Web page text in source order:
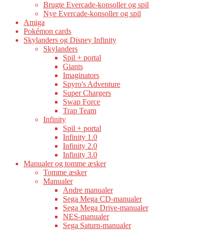
Brugte Evercade-konsoller og spil
Nye Evercade-konsoller og spil
Amiga
Pokémon cards
Skylanders og Disney Infinity
Skylanders
Spil + portal
Giants
Imaginators
Spyro's Adventure
Super Chargers
Swap Force
Trap Team
Infinity
Spil + portal
Infinity 1.0
Infinity 2.0
Infinity 3.0
Manualer og tomme æsker
Tomme æsker
Manualer
Andre manualer
Sega Mega CD-manualer
Sega Mega Drive-manualer
NES-manualer
Sega Saturn-manualer